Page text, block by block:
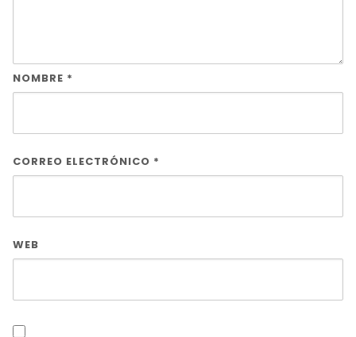
NOMBRE *
CORREO ELECTRÓNICO *
WEB